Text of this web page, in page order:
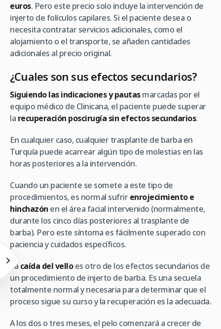
euros. Pero este precio solo incluye la intervención de
injerto de folículos capilares. Si el paciente desea o
necesita contratar servicios adicionales, como el
alojamiento o el transporte, se añaden cantidades
adicionales al precio original.
¿Cuales son sus efectos secundarios?
Siguiendo las indicaciones y pautasmarcadas por el
equipo médico de Clinicana, el paciente puede superar
la recuperación poscirugía sin efectos secundarios.
En cualquier caso, cualquier trasplante de barba en
Turquía puede acarrear algún tipo de molestias en las
horas posteriores a la intervención.
Cuando un paciente se somete a este tipo de
procedimientos, es normal sufrirenrojecimiento e
hinchazón en el área facial intervenido (normalmente,
durante los cinco días posteriores al trasplante de
barba). Pero este síntoma es fácilmente superado con
paciencia y cuidados específicos.
La caída del velloes otro de los efectos secundarios de
un procedimiento de injerto de barba. Es una secuela
totalmente normal y necesaria para determinar que el
proceso sigue su curso y la recuperación es la adecuada.
A los dos o tres meses, el pelo comenzará a crecer de